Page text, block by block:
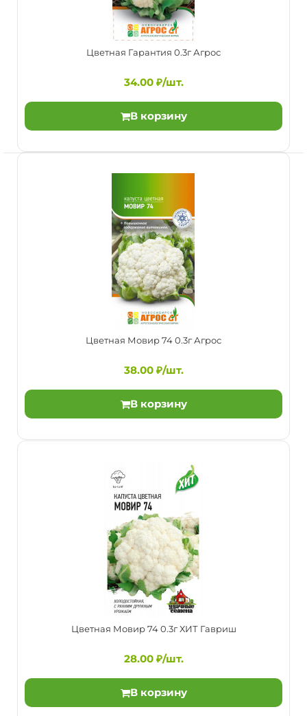
Цветная Гарантия 0.3г Агрос
34.00 ₽/шт.
Скороспелый высокоурожайный сорт. Розетка средних
размеров, высотой 40-50 см. Головка округло-плоска..
38.00 ₽/шт.
Скороспелый высокоурожайный сорт.Головки округло-
бугристые, массой 0,6-1,3 кг, белые, плотные, мелко..
Цветная Гарантия 0.3г Агрос
34.00 ₽/шт.
В корзину
Цветная Мовир 74 0.3г Агрос
38.00 ₽/шт.
В корзину
Цветная Мовир 74 0.3г ХИТ Гавриш
28.00 ₽/шт.
В корзину